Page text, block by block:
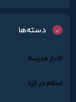
دسته‌ها
اخبار مدرسه
اسلام در کره